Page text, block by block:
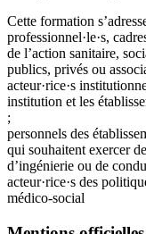
Cette formation
professionnel·le·s,
de l’action sanitaire,
publics, privés ou
acteur·rice·s
institution et les
;
personnels des
qui souhaitent exercer
d’ingénierie ou de
acteur·rice·s des
médico-social